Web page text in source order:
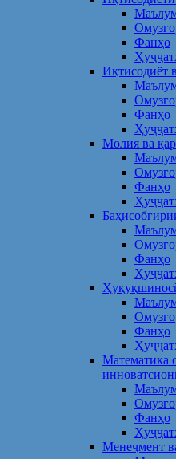
Фанҳо
Иқтисодиёт
Фанҳо
Молия ва
Фанҳо
Фанҳо
Фанҳо
Математика
Фанҳо
Менеҷмент